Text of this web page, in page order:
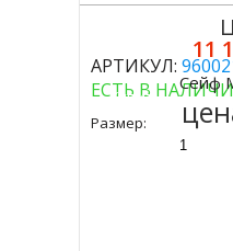
АРТИКУЛ:
ЕСТЬ В
Размер:
11
Купить
Сейф